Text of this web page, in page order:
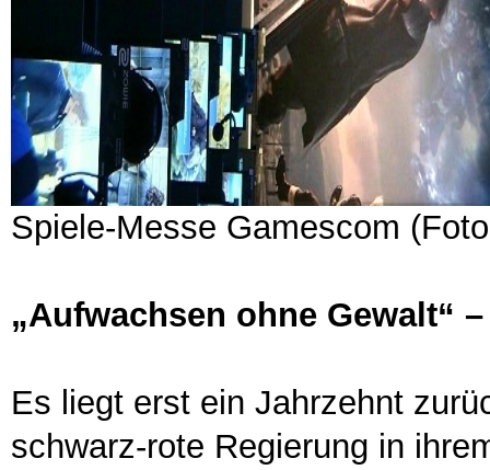
Spiele-Messe Gamescom
„Aufwachsen ohne Gewalt“
Es liegt erst ein Jahrzehnt
schwarz-rote Regierung in